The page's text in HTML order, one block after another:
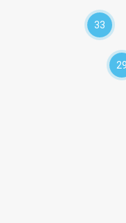
29
33